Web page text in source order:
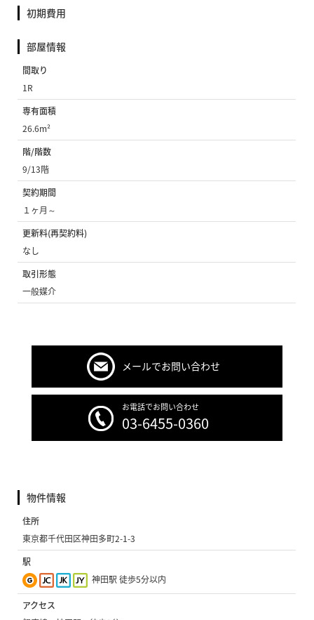
初期費用
部屋情報
間取り
1R
専有面積
26.6m²
階/階数
9/13階
契約期間
１ヶ月～
更新料(再契約料)
なし
取引形態
一般媒介
メールでお問い合わせ
お電話でお問い合わせ
03-6455-0360
物件情報
住所
東京都千代田区神田多町2-1-3
駅
神田駅 徒歩5分以内
アクセス